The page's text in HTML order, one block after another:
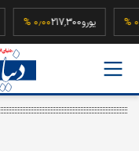
۰٫۰۰ % یورو217,300 ۰٫۰۰ %